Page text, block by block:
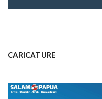
CARICATURE